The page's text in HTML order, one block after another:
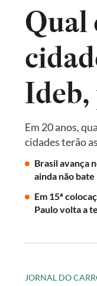
Qual
Em 20 anos,
cidades terão
Brasil avança
ainda não
Em 15ª
Paulo volta a
JORNAL DO